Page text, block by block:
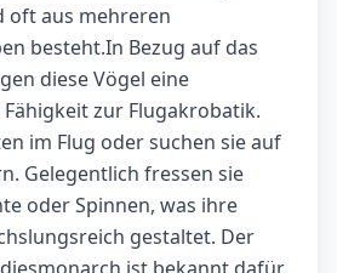
oft aus mehreren
besteht.In Bezug auf das
diese Vögel eine
zur Flugakrobatik.
im Flug oder suchen sie auf
Gelegentlich fressen sie
oder Spinnen, was ihre
gestaltet. Der